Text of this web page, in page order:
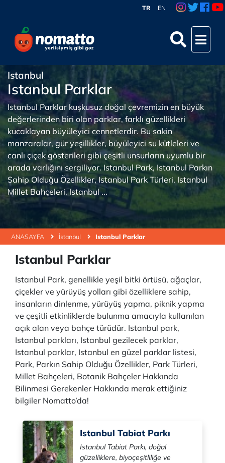
TR EN
ANASAYFA İstanbul Istanbul Parklar
Istanbul
Istanbul Parklar
Istanbul Parklar kuşkusuz doğal çevremizin en büyük
değerlerinden biri olan parklar, farklı güzellikleri
kucaklayan büyüleyici cennetlerdir. Bu sakin
manzaralar, gür yeşillikler, büyüleyici su kütleleri ve
canlı çiçek gösterileri gibi çeşitli unsurların uyumlu bir
arada varlığını sergiliyor. Istanbul Park, Istanbul Parkın
Sahip Olduğu Özellikler, Istanbul Park Türleri, Istanbul
Millet Bahçeleri, Istanbul ...
Istanbul Parklar
Istanbul Park, genellikle yeşil bitki örtüsü, ağaçlar,
çiçekler ve yürüyüş yolları gibi özelliklere sahip,
insanların dinlenme, yürüyüş yapma, piknik yapma
ve çeşitli etkinliklerde bulunma amacıyla kullanılan
açık alan veya bahçe türüdür. Istanbul park,
Istanbul parkları, Istanbul gezilecek parklar,
Istanbul parklar, Istanbul en güzel parklar listesi,
Park, Parkın Sahip Olduğu Özellikler, Park Türleri,
Millet Bahçeleri, Botanik Bahçeler Hakkında
Bilinmesi Gerekenler Hakkında merak ettiğiniz
bilgiler Nomatto’da!
Istanbul Tabiat Parkı
Istanbul Tabiat Parkı, doğal
güzelliklere, biyoçeşitliliğe ve